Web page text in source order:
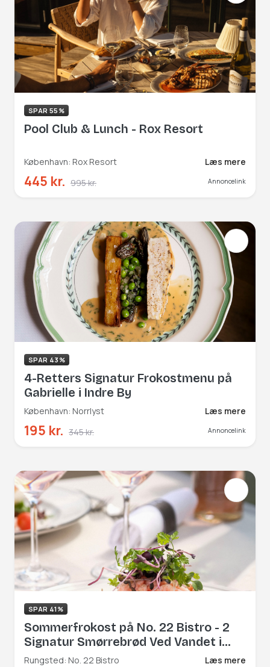
SPAR 55%
Pool Club & Lunch - Rox Resort
København: Rox Resort Læs mere
445 kr. 995 kr. Annoncelink
SPAR 43%
4-Retters Signatur Frokostmenu på
Gabrielle i Indre By
København: Norrlyst Læs mere
195 kr. 345 kr. Annoncelink
SPAR 41%
Sommerfrokost på No. 22 Bistro - 2
Signatur Smørrebrød Ved Vandet i
Rungsted Havn
Rungsted: No. 22 Bistro Læs mere